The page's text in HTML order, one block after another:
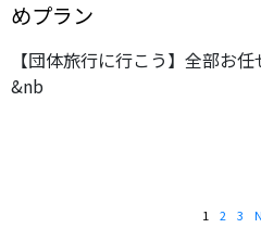
めプラン
【団体旅行に行こう】全部お
&nb
1 2 3